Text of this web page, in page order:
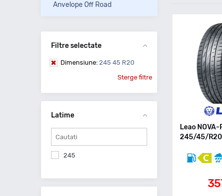
Leao NOVA-
245/45/R20
Anvelope Off Road
Filtre selectate
Dimensiune: 245 45 R20
Sterge filtre
Latime
245